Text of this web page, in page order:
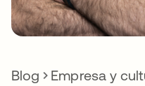
Blog Empresa y